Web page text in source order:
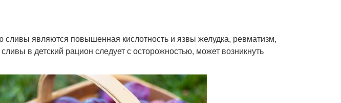
сливы являются повышенная кислотность и язвы желудка, ревматизм,
в детский рацион следует с осторожностью, может возникнуть